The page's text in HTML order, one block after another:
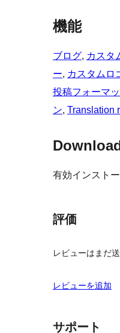
機能
ブログ, カスタ
ー, カスタムロ
投稿フォーマッ
ン, Translation
有効インスト
評価
レビューはまだ
レビューを追加
サポート